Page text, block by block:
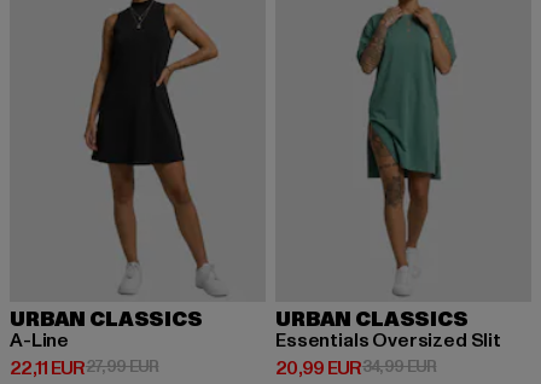
URBAN CLASSICS
A-Line
22,11 EUR
Derzeitiger Preis: 22,11 EUR
27,99 EURAktionspreis: 27,99 EUR
URBAN CLASSICS
Essentials Oversized Slit
20,99 EUR
Derzeitiger Preis: 20,99 EUR
34,99 EURAktionspreis: